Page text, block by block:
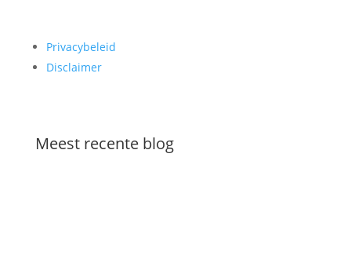
Privacybeleid
Disclaimer
Meest recente blog